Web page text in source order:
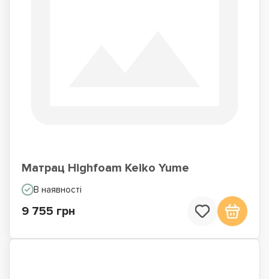
Матрац Highfoam Keiko Yume
В наявності
9 755 грн